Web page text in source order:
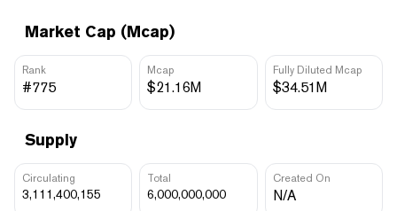
Market Cap (Mcap)
Rank
#775
Mcap
$21.16M
Fully Diluted Mcap
$34.51M
Supply
Circulating
3,111,400,155
Total
6,000,000,000
Created On
N/A